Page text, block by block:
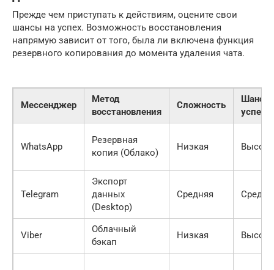
Прежде чем приступать к действиям, оцените свои
шансы на успех. Возможность восстановления
напрямую зависит от того, была ли включена функция
резервного копирования до момента удаления чата.
Мессенджер
Метод
восстановления
Сложность
Шанс
успех
WhatsApp
Резервная
копия (Облако)
Низкая
Telegram
Экспорт
данных
(Desktop)
Средняя
Viber
Облачный
бэкап
Низкая